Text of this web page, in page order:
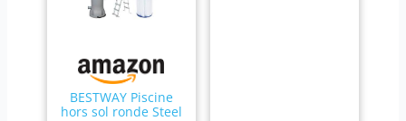
BESTWAY Piscine
hors sol ronde Steel